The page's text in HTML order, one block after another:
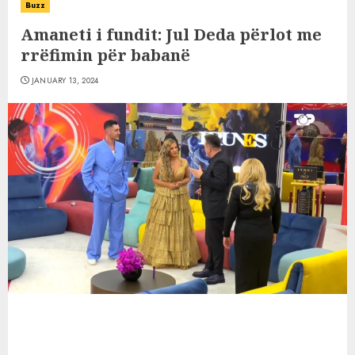
Buzz
Amaneti i fundit: Jul Deda përlot me
rrëfimin për babanë
JANUARY 13, 2024